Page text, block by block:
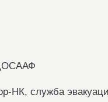
НК, служба